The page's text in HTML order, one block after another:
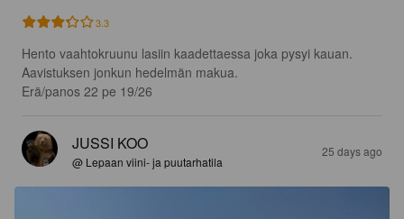
3.3
Hento vaahtokruunu lasiin kaadettaessa joka pysyi kauan.
Aavistuksen jonkun hedelmän makua.
Erä/panos 22 pe 19/26
JUSSI KOO
@ Lepaan viini- ja puutarhatila
25 days ago